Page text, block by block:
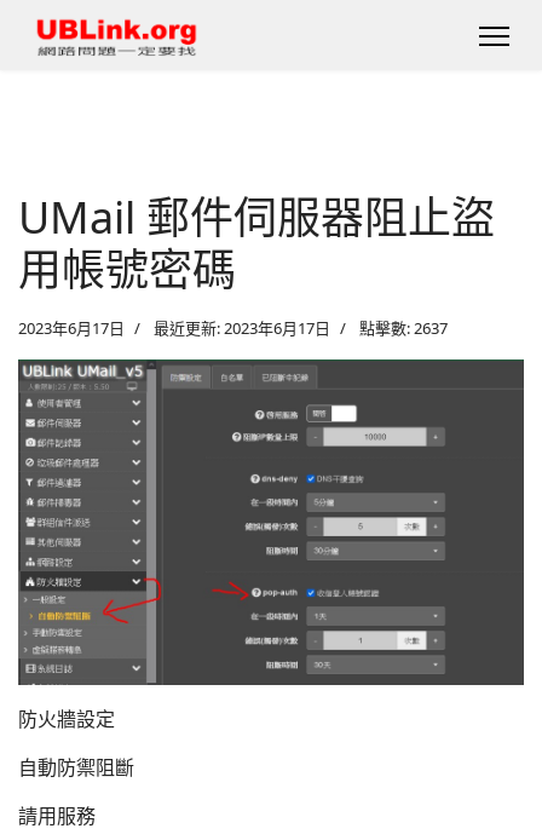
UMail 郵件伺服器阻止盜
用帳號密碼
2023年6月17日 最近更新: 2023年6月17日 點擊數: 2637
防火牆設定
自動防禦阻斷
請用服務